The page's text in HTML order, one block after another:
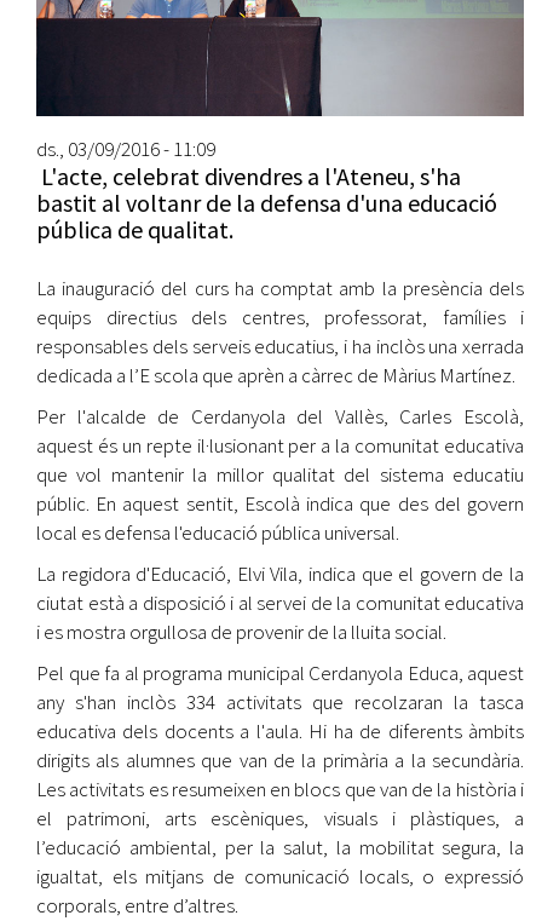
ds., 03/09/2016 - 11:09
L'acte, celebrat divendres a l'Ateneu, s'ha
bastit al voltanr de la defensa d'una educació
pública de qualitat.
La inauguració del curs ha comptat amb la presència dels
equips directius dels centres, professorat, famílies i
responsables dels serveis educatius, i ha inclòs una xerrada
dedicada a l’E scola que aprèn a càrrec de Màrius Martínez.
Per l'alcalde de Cerdanyola del Vallès, Carles Escolà,
aquest és un repte il·lusionant per a la comunitat educativa
que vol mantenir la millor qualitat del sistema educatiu
públic. En aquest sentit, Escolà indica que des del govern
local es defensa l'educació pública universal.
La regidora d'Educació, Elvi Vila, indica que el govern de la
ciutat està a disposició i al servei de la comunitat educativa
i es mostra orgullosa de provenir de la lluita social.
Pel que fa al programa municipal Cerdanyola Educa, aquest
any s'han inclòs 334 activitats que recolzaran la tasca
educativa dels docents a l'aula. Hi ha de diferents àmbits
dirigits als alumnes que van de la primària a la secundària.
Les activitats es resumeixen en blocs que van de la història i
el patrimoni, arts escèniques, visuals i plàstiques, a
l’educació ambiental, per la salut, la mobilitat segura, la
igualtat, els mitjans de comunicació locals, o expressió
corporals, entre d’altres.